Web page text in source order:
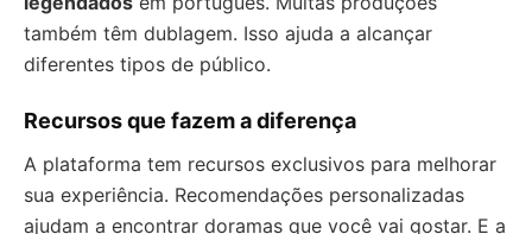
também têm dublagem. Isso ajuda a alcançar
diferentes tipos de público.
Recursos que fazem a diferença
A plataforma tem recursos exclusivos para melhorar
sua experiência. Recomendações personalizadas
ajudam a encontrar doramas que você vai gostar. E a